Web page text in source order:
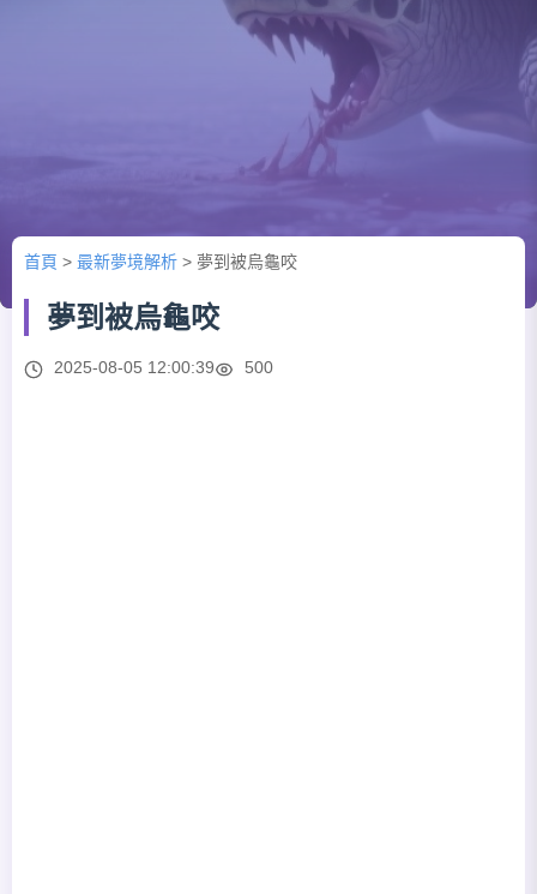
首頁 > 最新夢境解析 > 夢到被烏龜咬
夢到被烏龜咬
2025-08-05 12:00:39 500